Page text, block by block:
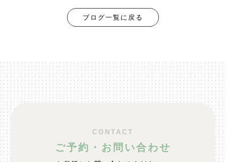
ブログ一覧に戻る
CONTACT
ご予約・お問い合わせ